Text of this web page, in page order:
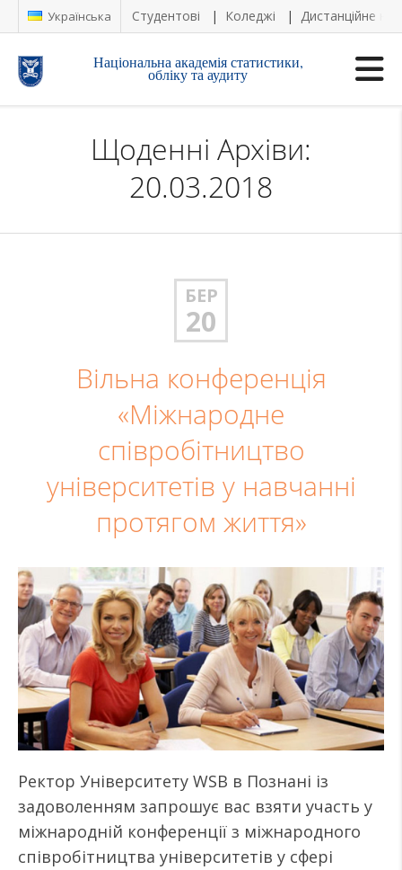
Українська Студентові Коледжі Дистанційне
Національна академія статистики,
обліку та аудиту
Щоденні Архіви:
20.03.2018
БЕР
20
Вільна конференція
«Міжнародне
співробітництво
університетів у навчанні
протягом життя»
Ректор Університету WSB в Познані із
задоволенням запрошує вас взяти участь у
міжнародній конференції з міжнародного
співробітництва університетів у сфері